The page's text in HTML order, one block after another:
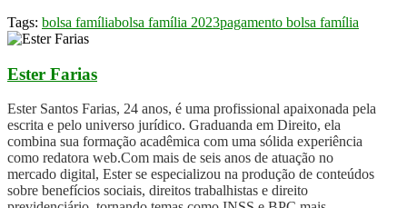
Tags: bolsa famíliabolsa família 2023pagamento bolsa família
Ester Farias
Ester Santos Farias, 24 anos, é uma profissional apaixonada pela
escrita e pelo universo jurídico. Graduanda em Direito, ela
combina sua formação acadêmica com uma sólida experiência
como redatora web.Com mais de seis anos de atuação no
mercado digital, Ester se especializou na produção de conteúdos
sobre benefícios sociais, direitos trabalhistas e direito